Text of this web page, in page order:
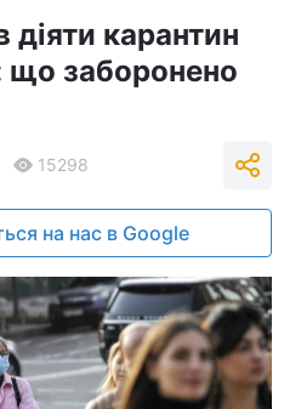
діяти карантин
що заборонено
15298
на нас в Google